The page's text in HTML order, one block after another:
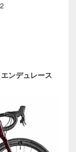
ンデュレース